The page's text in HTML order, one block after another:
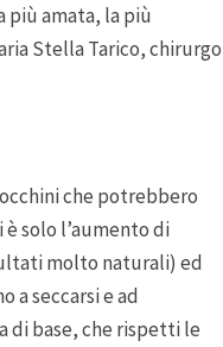
più amata, la più
Stella Tarico, chirurgo
che potrebbero
solo l’aumento di
molto naturali) ed
a seccarsi e ad
di base, che rispetti le